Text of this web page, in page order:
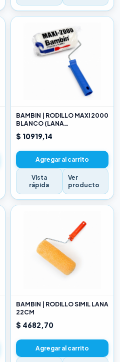
BAMBIN | RODILLO MAXI 2000
BLANCO (LANA
SELECCIONADA) 17CM
$ 10919,14
Agregar al carrito
Vista
rápida
Ver
producto
BAMBIN | RODILLO SIMIL LANA
22CM
$ 4682,70
Agregar al carrito